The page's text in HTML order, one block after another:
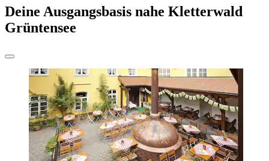
Deine Ausgangsbasis nahe Kletterwald
Grüntensee